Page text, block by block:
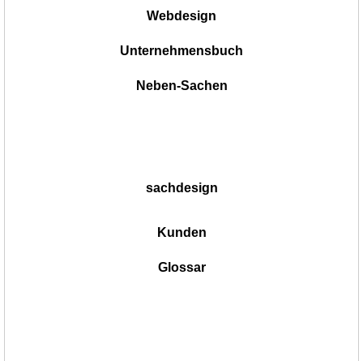
Webdesign
Unternehmensbuch
Neben-Sachen
sachdesign
Kunden
Glossar